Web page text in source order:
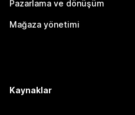
Pazarlama ve dönüşüm
Mağaza yönetimi
Kaynaklar